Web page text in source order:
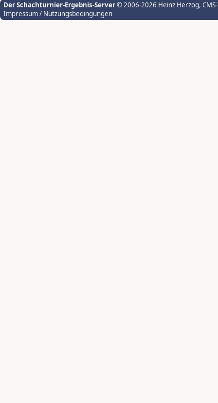
Der Schachturnier-Ergebnis-Server© 2006-2026 Heinz Herzog,
Impressum / Nutzungsbedingungen